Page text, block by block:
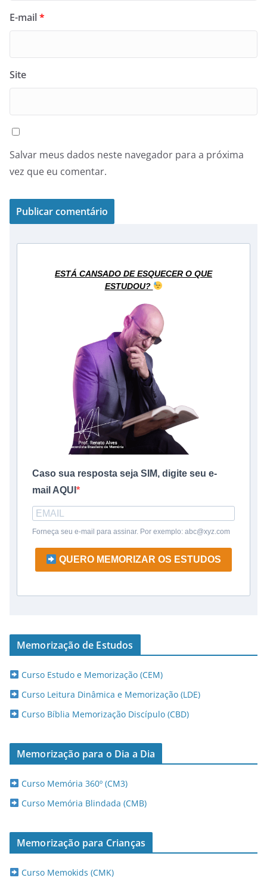
E-mail*
Site
Salvar meus dados neste navegador para a próxima
vez que eu comentar.
ESTÁ CANSADO DE ESQUECER O QUE
ESTUDOU?
Caso sua resposta seja SIM, digite seu e-
mail AQUI
Forneça seu e-mail para assinar. Por exemplo: abc@xyz.com
QUERO MEMORIZAR OS ESTUDOS
Memorização de Estudos
Curso Estudo e Memorização (CEM)
Curso Leitura Dinâmica e Memorização (LDE)
Curso Bíblia Memorização Discípulo (CBD)
Memorização para o Dia a Dia
Curso Memória 360º (CM3)
Curso Memória Blindada (CMB)
Memorização para Crianças
Curso Memokids (CMK)